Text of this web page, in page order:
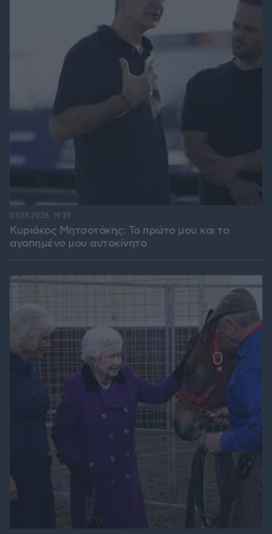
Κυριάκος Μητσοτάκης: Το πρώτο μου και το
αγαπημένο μου αυτοκίνητο
07.08.2026, 19:39